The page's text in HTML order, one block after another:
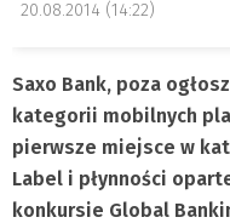
20.08.2014 (14:22)
Saxo Bank, poza
kategorii mobilnych
pierwsze miejsce w
Label i płynności
konkursie Global